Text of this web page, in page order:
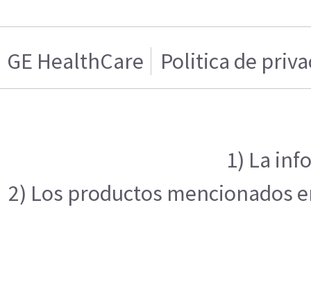
GE HealthCare Politica de
1) La
2) Los productos mencionados